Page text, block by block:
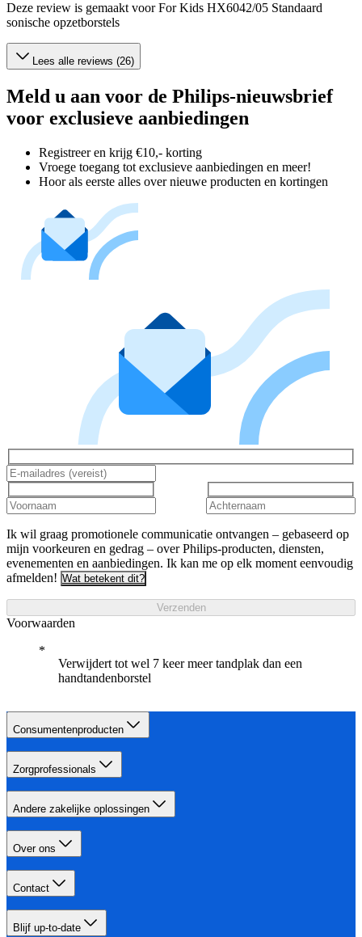
Deze review is gemaakt voor For Kids HX6042/05 Standaard
sonische opzetborstels
Lees alle reviews (26)
Meld u aan voor de Philips-nieuwsbrief
voor exclusieve aanbiedingen
Registreer en krijg €10,- korting
Vroege toegang tot exclusieve aanbiedingen en meer!
Hoor als eerste alles over nieuwe producten en kortingen
Ik wil graag promotionele communicatie ontvangen – gebaseerd op
mijn voorkeuren en gedrag – over Philips-producten, diensten,
evenementen en aanbiedingen. Ik kan me op elk moment eenvoudig
afmelden! Wat betekent dit?
Verzenden
Voorwaarden
Verwijdert tot wel 7 keer meer tandplak dan een
handtandenborstel
Consumentenproducten
Zorgprofessionals
Andere zakelijke oplossingen
Over ons
Contact
Blijf up-to-date